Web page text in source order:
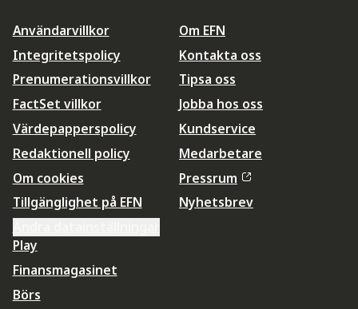
Användarvillkor
Integritetspolicy
Prenumerationsvillkor
FactSet villkor
Värdepapperspolicy
Redaktionell policy
Om cookies
Tillgänglighet på EFN
Om EFN
Kontakta oss
Tipsa oss
Jobba hos oss
Kundservice
Medarbetare
Pressrum
Nyhetsbrev
Play
Finansmagasinet
Börs